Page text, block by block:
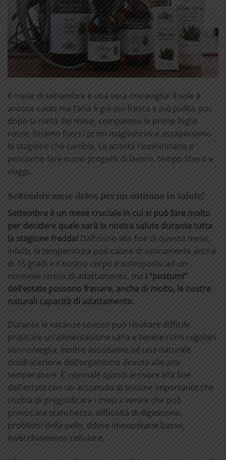
Il mese di settembre è una vera meraviglia! Il sole è
ancora caldo ma l’aria è già più fresca e più pulita, poi,
dopo la metà del mese, compaiono le prime foglie
rosse, tiriamo fuori i primi maglioncini e assaporiamo
la stagione che cambia. Le attività ricominciano e
possiamo fare nuovi progetti di lavoro, tempo libero e
viaggi.
Settembre mese detox per un autunno in salute!
Settembre è un mese cruciale in cui si può fare molto
per decidere quale sarà la nostra salute durante tutta
la stagione fredda! Dall’inizio alla fine di questo mese,
infatti, la temperatura può calare drasticamente anche
di 15 gradi e il nostro corpo è sottoposto ad un
notevole stress di adattamento, ma i “postumi”
dell’estate possono frenare, anche di molto, le nostre
naturali capacità di adattamento.
Durante le vacanze spesso può risultare difficile
praticare un’alimentazione sana e tenere ritmi regolari
sonno/veglia, inoltre assistiamo ad una naturale
disidratazione dell’organismo dovuta alle alte
temperature. E’ normale quindi arrivare alla fine
dell’estate con un accumulo di tossine importante che
rischia di pregiudicare i mesi a venire che può
provocare stanchezza, difficoltà di digestione,
problemi della pelle, difese immunitarie basse,
invecchiamento cellulare.